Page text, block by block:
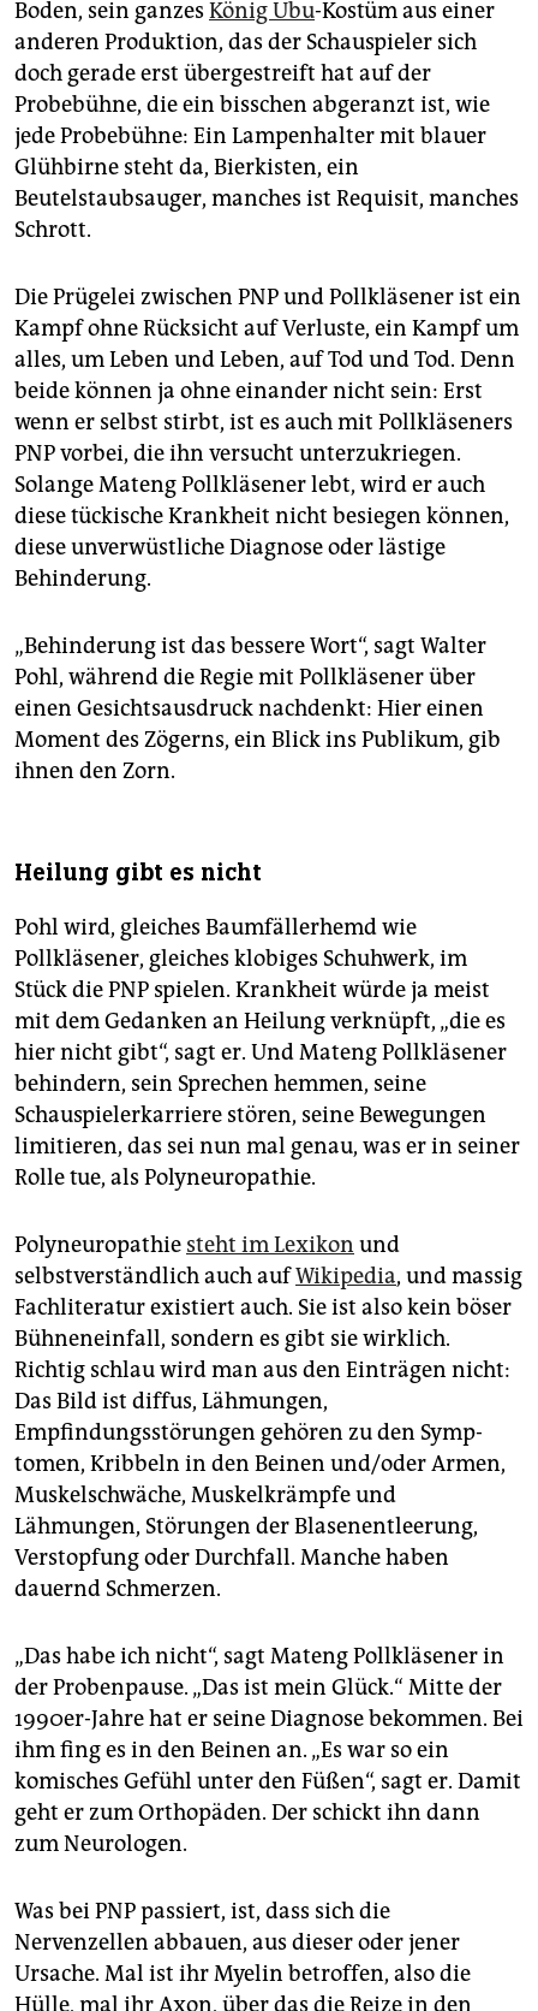
Boden, sein ganzes König Ubu-Kostüm aus einer
anderen Produktion, das der Schauspieler sich
doch gerade erst übergestreift hat auf der
Probebühne, die ein bisschen abgeranzt ist, wie
jede Probebühne: Ein Lampenhalter mit blauer
Glühbirne steht da, Bierkisten, ein
Beutelstaubsauger, manches ist Requisit, manches
Schrott.
Die Prügelei zwischen PNP und Pollkläsener ist ein
Kampf ohne Rücksicht auf Verluste, ein Kampf um
alles, um Leben und Leben, auf Tod und Tod. Denn
beide können ja ohne einander nicht sein: Erst
wenn er selbst stirbt, ist es auch mit Pollkläseners
PNP vorbei, die ihn versucht unterzukriegen.
Solange Mateng Pollkläsener lebt, wird er auch
diese tückische Krankheit nicht besiegen können,
diese unverwüstliche Diagnose oder lästige
Behinderung.
„Behinderung ist das bessere Wort“, sagt Walter
Pohl, während die Regie mit Pollkläsener über
einen Gesichtsausdruck nachdenkt: Hier einen
Moment des Zögerns, ein Blick ins Publikum, gib
ihnen den Zorn.
Heilung gibt es nicht
Pohl wird, gleiches Baumfällerhemd wie
Pollkläsener, gleiches klobiges Schuhwerk, im
Stück die PNP spielen. Krankheit würde ja meist
mit dem Gedanken an Heilung verknüpft, „die es
hier nicht gibt“, sagt er. Und Mateng Pollkläsener
behindern, sein Sprechen hemmen, seine
Schauspielerkarriere stören, seine Bewegungen
limitieren, das sei nun mal genau, was er in seiner
Rolle tue, als Poly­neuropathie.
Polyneuropathie steht im Lexikon und
selbstverständlich auch aufWikipedia, und massig
Fachliteratur existiert auch. Sie ist also kein böser
Bühneneinfall, sondern es gibt sie wirklich.
Richtig schlau wird man aus den Einträgen nicht:
Das Bild ist diffus, Lähmungen,
Empfindungsstörungen gehören zu den Symp­
tomen, Kribbeln in den Beinen und/oder Armen,
Muskelschwäche, Muskelkrämpfe und
Lähmungen, Störungen der Blasenentleerung,
Verstopfung oder Durchfall. Manche haben
dauernd Schmerzen.
„Das habe ich nicht“, sagt Mateng Pollkläsener in
der Probenpause. „Das ist mein Glück.“ Mitte der
1990er-Jahre hat er seine Diagnose bekommen. Bei
ihm fing es in den Beinen an. „Es war so ein
komisches Gefühl unter den Füßen“, sagt er. Damit
geht er zum Orthopäden. Der schickt ihn dann
zum Neurologen.
Was bei PNP passiert, ist, dass sich die
Nervenzellen abbauen, aus dieser oder jener
Ursache. Mal ist ihr Myelin betroffen, also die
Hülle, mal ihr Axon, über das die Reize in den